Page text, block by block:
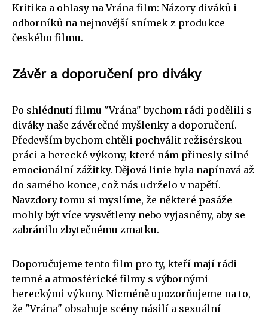
Kritika a ohlasy na Vrána film: Názory diváků i
odborníků na nejnovější snímek z produkce
českého filmu.
Závěr a doporučení pro diváky
Po shlédnutí filmu "Vrána" bychom rádi podělili s
diváky naše závěrečné myšlenky a doporučení.
Především bychom chtěli pochválit režisérskou
práci a herecké výkony, které nám přinesly silné
emocionální zážitky. Dějová linie byla napínavá až
do samého konce, což nás udrželo v napětí.
Navzdory tomu si myslíme, že některé pasáže
mohly být více vysvětleny nebo vyjasněny, aby se
zabránilo zbytečnému zmatku.
Doporučujeme tento film pro ty, kteří mají rádi
temné a atmosférické filmy s výbornými
hereckými výkony. Nicméně upozorňujeme na to,
že "Vrána" obsahuje scény násilí a sexuální